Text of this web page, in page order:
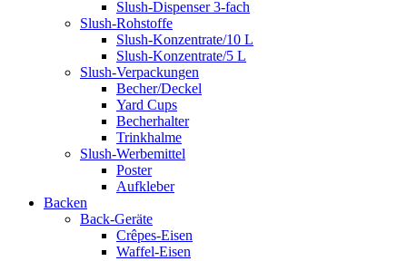
Slush-Dispenser 3-fach
Slush-Rohstoffe
Slush-Konzentrate/10 L
Slush-Konzentrate/5 L
Slush-Verpackungen
Becher/Deckel
Yard Cups
Becherhalter
Trinkhalme
Slush-Werbemittel
Poster
Aufkleber
Backen
Back-Geräte
Crêpes-Eisen
Waffel-Eisen